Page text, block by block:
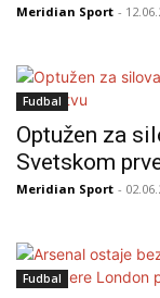
Meridian Sport -
Fudbal
Optužen za
Svetskom
Meridian Sport -
Fudbal